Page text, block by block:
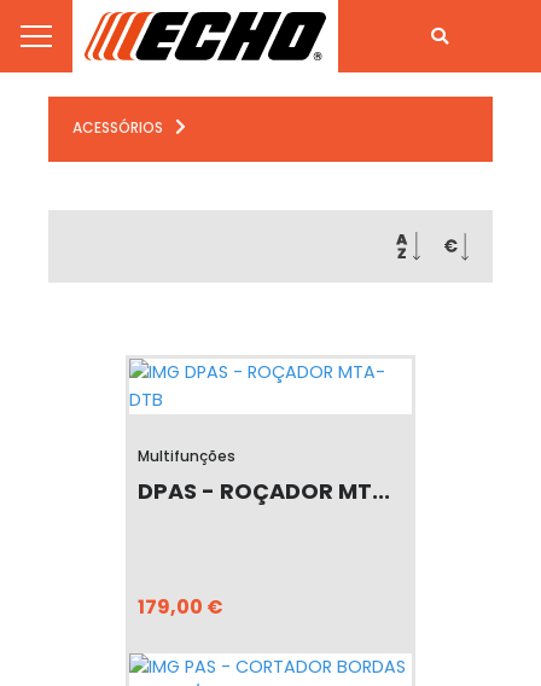
ACESSÓRIOS
Multifunções
DPAS - ROÇADOR MT...
179,00 €